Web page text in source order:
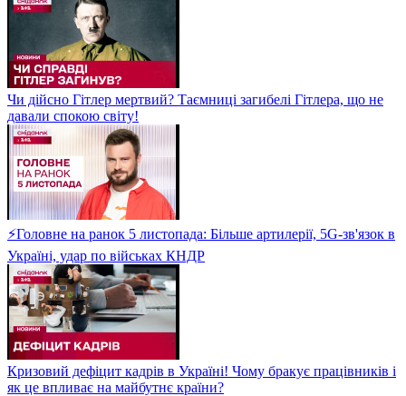
Чи дійсно Гітлер мертвий? Таємниці загибелі Гітлера, що не
давали спокою світу!
⚡Головне на ранок 5 листопада: Більше артилерії, 5G-зв'язок в
Україні, удар по військах КНДР
Кризовий дефіцит кадрів в Україні! Чому бракує працівників і
як це впливає на майбутнє країни?